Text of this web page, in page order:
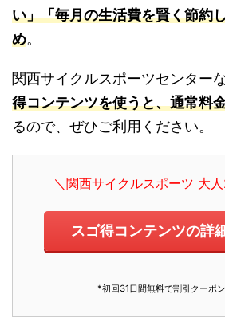
い」「毎月の生活費を賢く節約
め。
関西サイクルスポーツセンターな
得コンテンツを使うと、通常料
るので、ぜひご利用ください。
＼関西サイクルスポーツ 大
スゴ得コンテンツの詳
*初回31日間無料で割引クーポ